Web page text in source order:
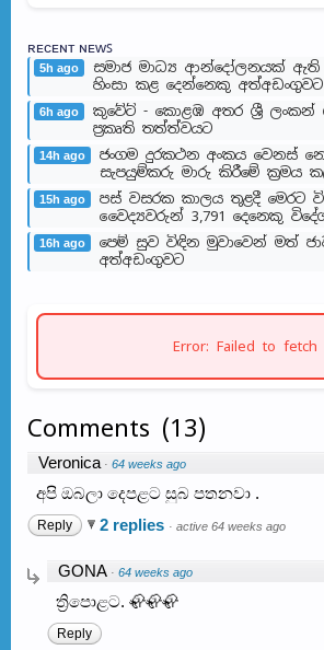
ʀᴇᴄᴇɴᴛ ɴᴇᴡꜱ
5h ago
සමාජ මාධ්‍ය ආන්දෝලනයක් ඇති
හිංසා කළ දෙන්නෙකු අත්අඩංගුවට
6h ago
කුවේට් - කොළඹ අතර ශ්‍රී
ප්‍රකෘති තත්ත්වයට
14h ago
ජංගම දුරකථන අංකය වෙනස්
සැපයුම්කරු මාරු කිරීමේ ක්‍රමය
15h ago
පස් වසරක කාලය තුළදී මෙරට
වෛද්‍යවරුන් 3,791 දෙනෙකු
16h ago
පෙම් සුව විඳින මුවාවෙන් මත්
අත්අඩංගුවට
Error: Failed to fetch
Comments (13)
Veronica · 64 weeks ago
අපි ඔබලා දෙපළට සුබ පතනවා .
Reply 2 replies · active 64 weeks ago
GONA · 64 weeks ago
ත්‍රිපොළට. 🦣🦣🦣
Reply